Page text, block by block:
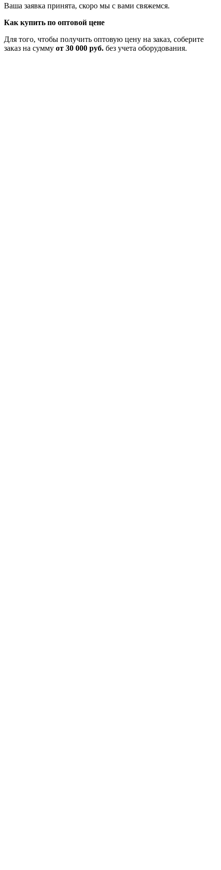
Ваша заявка принята, скоро мы с вами свяжемся.
Как купить по оптовой цене
Для того, чтобы получить оптовую цену на заказ, соберите
заказ на сумму от 30 000 руб. без учета оборудования.